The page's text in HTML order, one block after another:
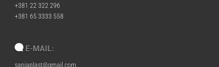
+381 22 322 296
+381 65 3333 558
E-MAIL:
sanjaplast@gmail.com